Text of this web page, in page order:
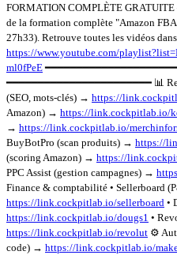
FORMATION COMPLÈTE
de la formation complète "Amazon
27h33). Retrouve toutes les vidéos
https://www.youtube.com/
ml0fPeE
━━━━━━━━━━━━━━━━━━━━━━━ 📊
(SEO, mots-clés) → https://
Amazon) → https://link.cockpitlab.io/
→ https://link.cockpitlab.io/
BuyBotPro (scan produits) → https://
(scoring Amazon) → https://
PPC Assist (gestion campagnes) →
Finance & comptabilité • Sellerboard
https://link.cockpitlab.io/sellerboard •
https://link.cockpitlab.io/dougs1 •
https://link.cockpitlab.io/revolut ⚙️
code) → https://link.cockpitlab.io/